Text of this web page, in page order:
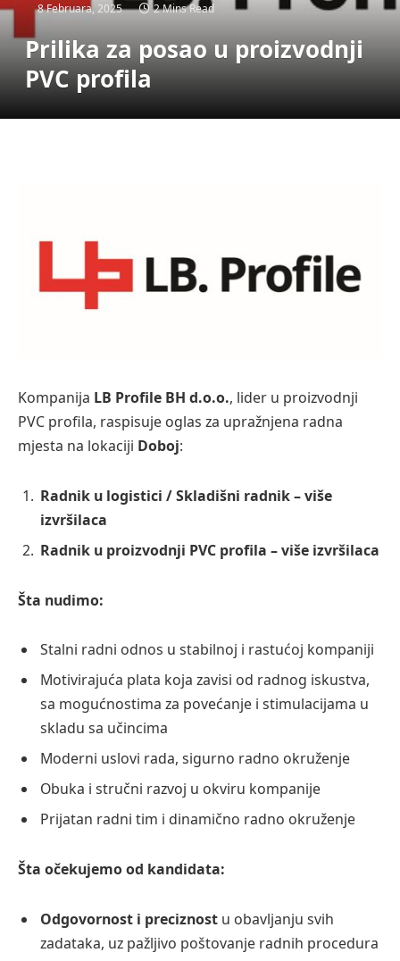
8 Februara, 2025 2 Mins Read
Prilika za posao u proizvodnji
PVC profila
Kompanija LB Profile BH d.o.o., lider u proizvodnji
PVC profila, raspisuje oglas za upražnjena radna
mjesta na lokaciji Doboj:
Radnik u logistici / Skladišni radnik – više
izvršilaca
Radnik u proizvodnji PVC profila – više izvršilaca
Šta nudimo:
Stalni radni odnos u stabilnoj i rastućoj kompaniji
Motivirajuća plata koja zavisi od radnog iskustva,
sa mogućnostima za povećanje i stimulacijama u
skladu sa učincima
Moderni uslovi rada, sigurno radno okruženje
Obuka i stručni razvoj u okviru kompanije
Prijatan radni tim i dinamično radno okruženje
Šta očekujemo od kandidata:
Odgovornost i preciznost u obavljanju svih
zadataka, uz pažljivo poštovanje radnih procedura